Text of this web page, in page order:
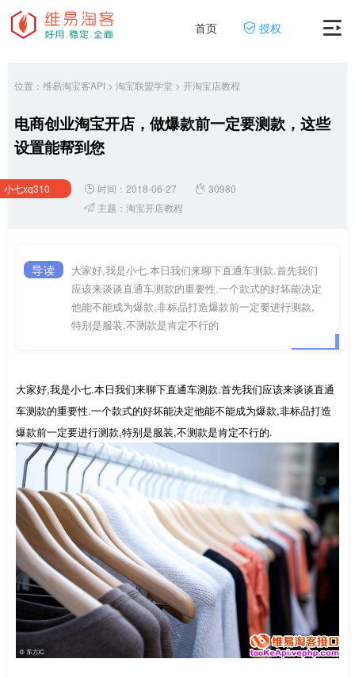
首页 授权
位置： 维易淘宝客API > 淘宝联盟学堂 > 开淘宝店教程
电商创业淘宝开店，做爆款前一定要测款，这些
设置能帮到您
小七xq310 时间：2018-06-27
30980
主题： 淘宝开店教程
导读
大家好,我是小七.本日我们来聊下直通车测款.首先我们
应该来谈谈直通车测款的重要性.一个款式的好坏能决定
他能不能成为爆款,非标品打造爆款前一定要进行测款,
特别是服装,不测款是肯定不行的
大家好,我是小七.本日我们来聊下直通车测款.首先我们应该来谈谈直通
车测款的重要性.一个款式的好坏能决定他能不能成为爆款,非标品打造
爆款前一定要进行测款,特别是服装,不测款是肯定不行的.